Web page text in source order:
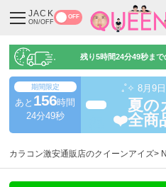
JACK
ON/OFF
OFF
残り5時間24分48秒まで
期間限定
あと 156時間
24分48秒
₊˚✧ 8月9
夏の
❤️全商
カラコン激安通販店のクイーンアイズ